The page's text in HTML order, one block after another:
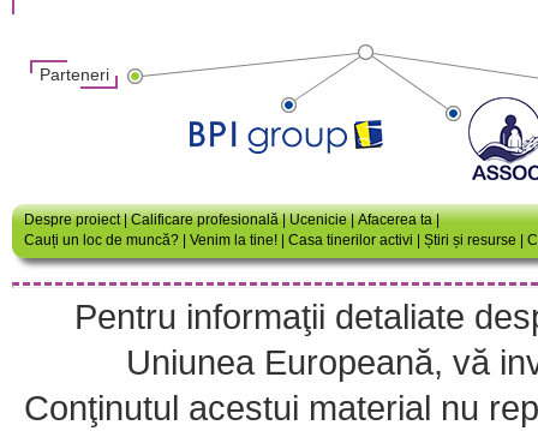
Parteneri
Despre proiect | Calificare profesională | Ucenicie | Afacerea ta |
Cauți un loc de muncă?
Venim la tine! Casa tinerilor activi Știri și resurse
Pentru informaţii detaliate
Uniunea Europeană, vă
Conţinutul acestui material nu